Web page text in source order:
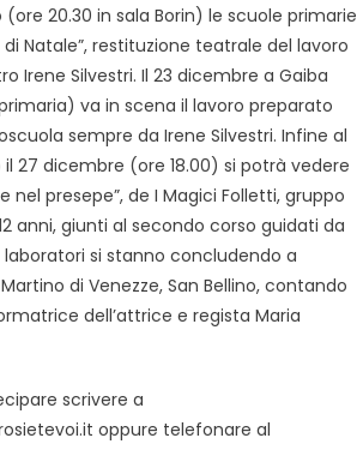
20.30 in sala Borin) le scuole primarie
Natale”, restituzione teatrale del lavoro
Irene Silvestri. Il 23 dicembre a Gaiba
primaria) va in scena il lavoro preparato
sempre da Irene Silvestri. Infine al
il 27 dicembre (ore 18.00) si potrà vedere
nel presepe”, de I Magici Folletti, gruppo
anni, giunti al secondo corso guidati da
laboratori si stanno concludendo a
di Venezze, San Bellino, contando
dell’attrice e regista Maria
scrivere a
oppure telefonare al